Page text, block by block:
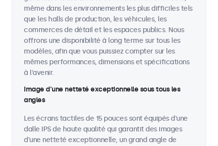
même dans les environnements les plus difficiles tels
que les halls de production, les véhicules, les
commerces de détail et les espaces publics. Nous
offrons une disponibilité à long terme sur tous les
modèles, afin que vous puissiez compter sur les
mêmes performances, dimensions et spécifications
à l'avenir.
Image d'une netteté exceptionnelle sous tous les
angles
Les écrans tactiles de 15 pouces sont équipés d'une
dalle IPS de haute qualité qui garantit des images
d'une netteté exceptionnelle, un grand angle de